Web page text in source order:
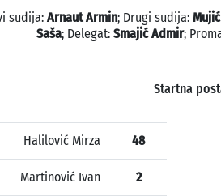
sudija: Arnaut Armin; Drugi sudija:
Saša; Delegat: Smajić Admir;
Startna
Halilović Mirza 48
Martinović Ivan 2